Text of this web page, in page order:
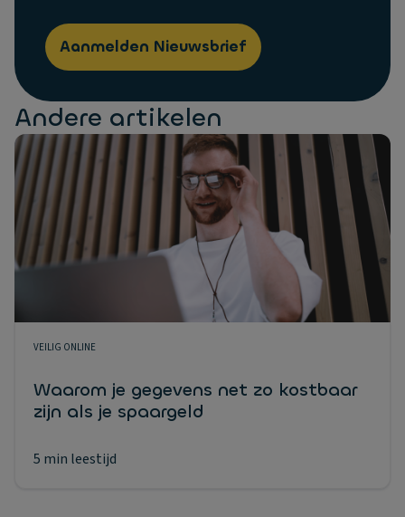
Aanmelden Nieuwsbrief
Andere artikelen
VEILIG ONLINE
Waarom je gegevens net zo kostbaar
zijn als je spaargeld
5 min leestijd